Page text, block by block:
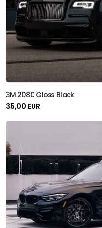
Roll Space
Solar Screen
Sott
Terminax
Unifol
Uzlex
3M 2080 Gloss Black
35,00 EUR